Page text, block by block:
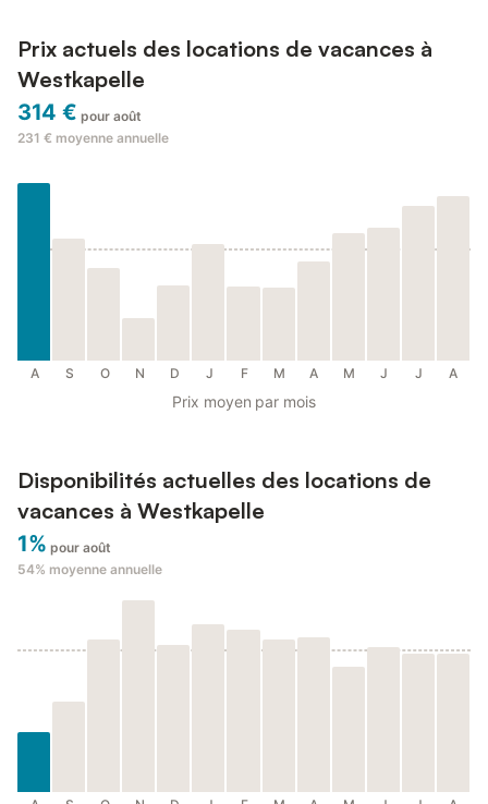
Prix actuels des locations de vacances à
Westkapelle
314 € pour août
231 € moyenne annuelle
A S O N D J F M A M J J A
Prix moyen par mois
Disponibilités actuelles des locations de
vacances à Westkapelle
1% pour août
54% moyenne annuelle